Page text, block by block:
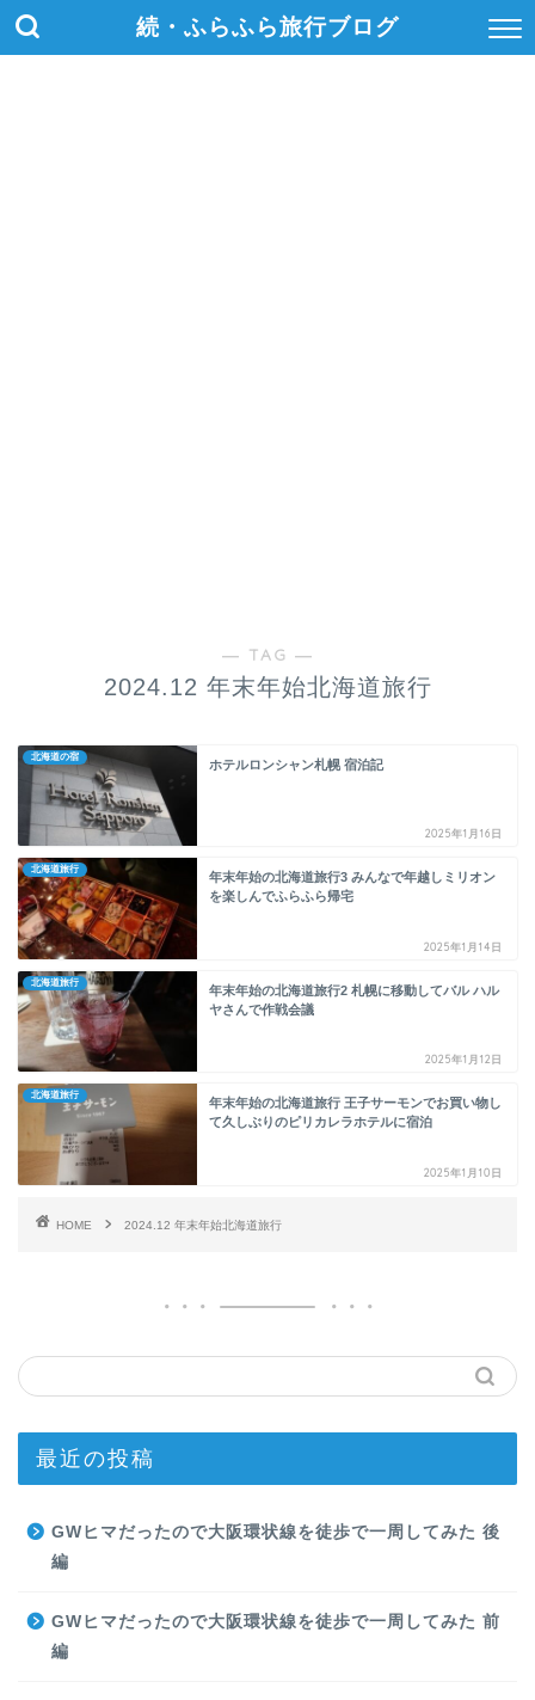
続・ふらふら旅行ブログ
― TAG ―
2024.12 年末年始北海道旅行
北海道の宿
ホテルロンシャン札幌 宿泊記
2025年1月16日
北海道旅行
年末年始の北海道旅行3 みんなで年越しミリオン
を楽しんでふらふら帰宅
2025年1月14日
北海道旅行
年末年始の北海道旅行2 札幌に移動してバル ハル
ヤさんで作戦会議
2025年1月12日
北海道旅行
年末年始の北海道旅行 王子サーモンでお買い物し
て久しぶりのピリカレラホテルに宿泊
2025年1月10日
HOME 2024.12 年末年始北海道旅行
最近の投稿
GWヒマだったので大阪環状線を徒歩で一周してみた 後
編
GWヒマだったので大阪環状線を徒歩で一周してみた 前
編